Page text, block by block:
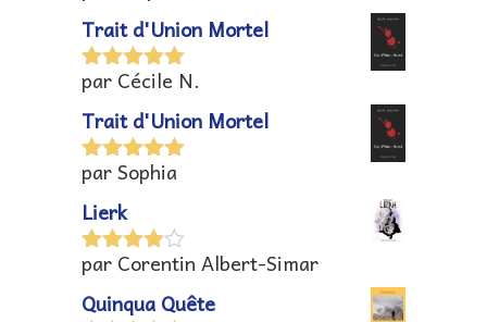
Trait d'Union Mortel
Note5sur
par Cécile N.
Trait d'Union Mortel
Note5sur
par Sophia
Lierk
Note4
par Corentin Albert-Simar
Quinqua Quête